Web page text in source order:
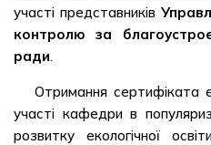
участі представників
контролю за
ради.
Отримання сертифіката
участі кафедри в
розвитку екологічної